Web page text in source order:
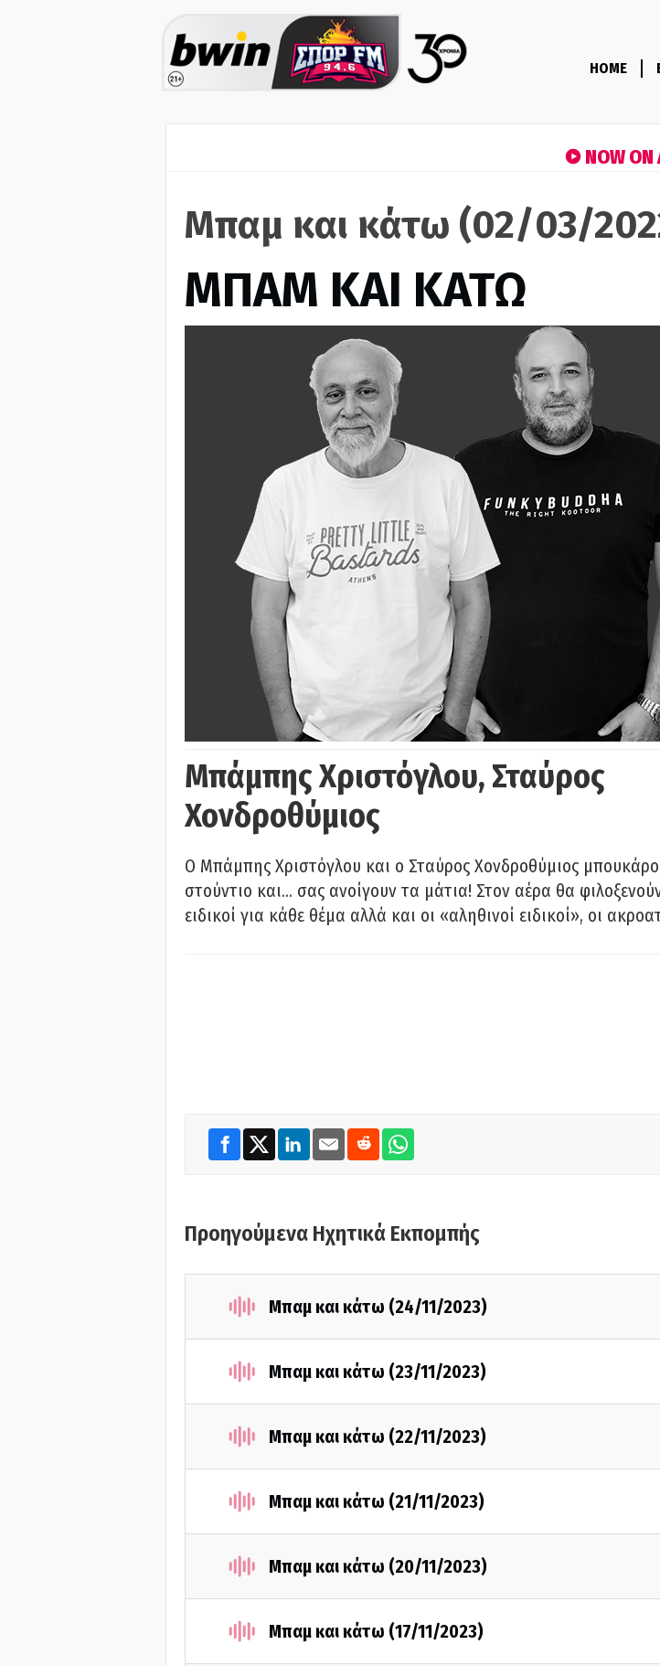
HOME
NOW ON
Μπαμ και κάτω (02/03/
ΜΠΑΜ ΚΑΙ ΚΑΤΩ
Μπάμπης Χριστόγλου, Σταύρος
Χονδροθύμιος
O Μπάμπης Χριστόγλου και ο Σταύρος Χονδροθύμιος
στούντιο και… σας ανοίγουν τα μάτια! Στον αέρα θα
ειδικοί για κάθε θέμα αλλά και οι «αληθινοί ειδικοί», οι
Προηγούμενα Ηχητικά Εκπομπής
Μπαμ και κάτω (24/11/2023)
Μπαμ και κάτω (23/11/2023)
Μπαμ και κάτω (22/11/2023)
Μπαμ και κάτω (21/11/2023)
Μπαμ και κάτω (20/11/2023)
Μπαμ και κάτω (17/11/2023)